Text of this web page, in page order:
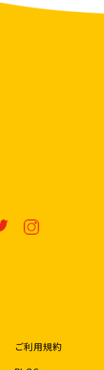
ご利用規約